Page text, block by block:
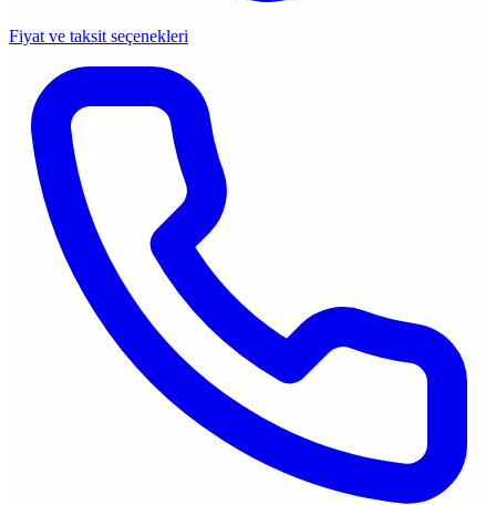
Fiyat ve taksit seçenekleri